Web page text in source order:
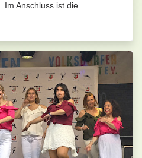
Im Anschluss ist die